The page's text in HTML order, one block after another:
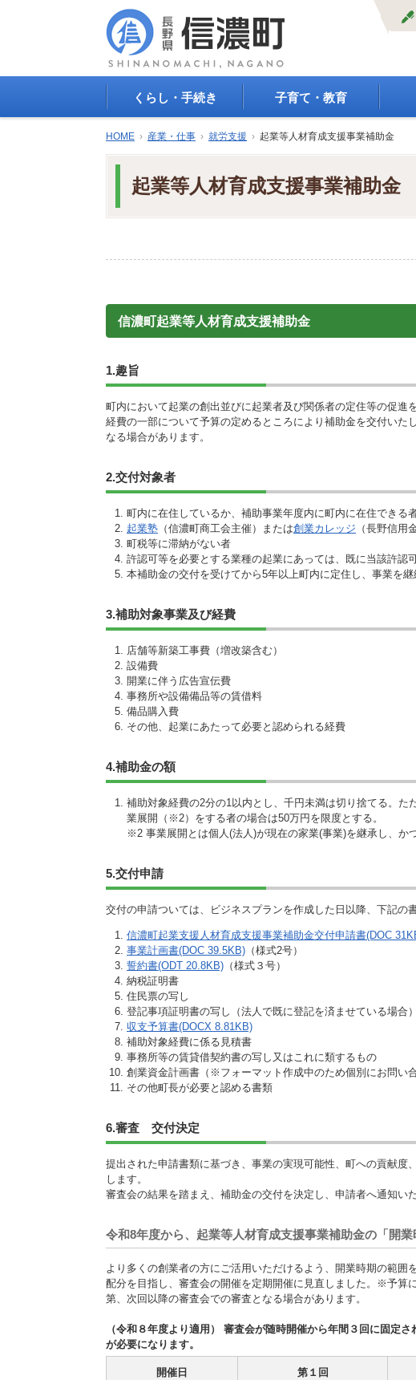
文
くらし・手続き
登録
年金・保険
生活道路
交通安全・防犯
施設
町民活動
相談窓口
ペット
子育て・教育
保育園・幼稚園
学校給食
図書
救急
HOME › 産業・仕事 › 就労支援 › 起業等人材育成支援事業補助金
起業等人材育成支援事業補助金
信濃町起業等人材育成支援補助金
1.趣旨
町内において起業の創出並びに起業者及び関係者の定住等の促
経費の一部について予算の定めるところにより補助金を交付い
なる場合があります。
2.交付対象者
町内に在住しているか、補助事業年度内に町内に在住できる
起業塾 （信濃町商工会主催）または創業カレッジ （長野信用
町税等に滞納がない者
許認可等を必要とする業種の起業にあっては、既に当該許認
本補助金の交付を受けてから5年以上町内に定住し、事業を
3.補助対象事業及び経費
店舗等新築工事費（増改築含む）
設備費
開業に伴う広告宣伝費
事務所や設備備品等の賃借料
備品購入費
その他、起業にあたって必要と認められる経費
4.補助金の額
補助対象経費の2分の1以内とし、千円未満は切り捨てる。
業展開（※2）をする者の場合は50万円を限度とする。
※2 事業展開とは個人(法人)が現在の家業(事業)を継承し、か
5.交付申請
交付の申請ついては、ビジネスプランを作成した日以降、下記の
信濃町起業支援人材育成支援事業補助金交付申請書(DOC
事業計画書(DOC 39.5KB) （様式2号）
誓約書(ODT 20.8KB) （様式３号）
納税証明書
住民票の写し
登記事項証明書の写し（法人で既に登記を済ませている場合）
収支予算書(DOCX 8.81KB)
補助対象経費に係る見積書
事務所等の賃貸借契約書の写し又はこれに類するもの
創業資金計画書（※フォーマット作成中のため個別にお問い
その他町長が必要と認める書類
6.審査 交付決定
提出された申請書類に基づき、事業の実現可能性、町への貢献
します。
審査会の結果を踏まえ、補助金の交付を決定し、申請者へ通知いた
令和8年度から、起業等人材育成支援事業補助金の「開
より多くの創業者の方にご活用いただけるよう、開業時期の範
配分を目指し、審査会の開催を定期開催に見直しました。※予算
第、次回以降の審査会での審査となる場合があります。
（令和８年度より適用） 審査会が随時開催から年間３回に固定
が必要になります。
開催日 第１回